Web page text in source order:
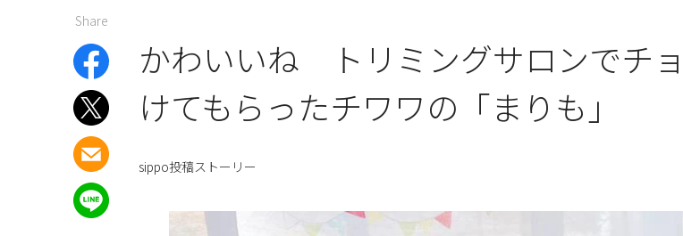
Share
かわいいね トリミングサロンでチ
けてもらったチワワの「まりも」
sippo投稿ストーリー